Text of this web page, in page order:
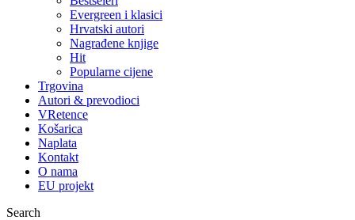
Evergreen i klasici
Hrvatski autori
Nagrađene knjige
Hit
Popularne cijene
Trgovina
Autori & prevodioci
VRetence
Košarica
Naplata
Kontakt
O nama
EU projekt
Search